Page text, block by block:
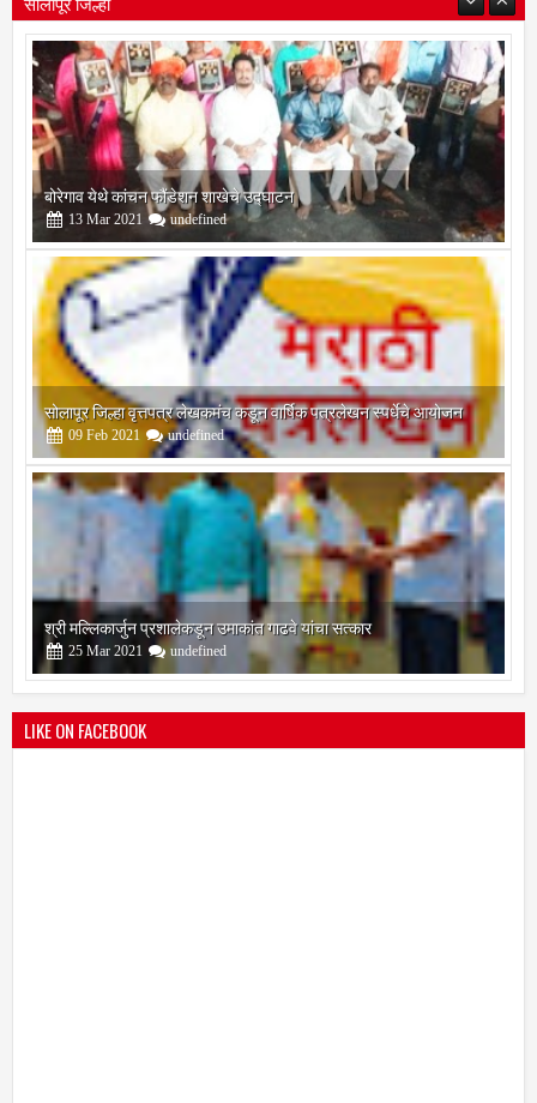
सोलापूर जिल्हा
बोरेगाव येथे कांचन फौंडेशन शाखेचे उद्घाटन
13 Mar 2021 undefined
सोलापूर जिल्हा वृत्तपत्र लेखकमंच कडून वार्षिक पत्रलेखन स्पर्धेचे आयोजन
09 Feb 2021 undefined
श्री मल्लिकार्जुन प्रशालेकडून उमाकांत गाढवे यांचा सत्कार
25 Mar 2021 undefined
LIKE ON FACEBOOK